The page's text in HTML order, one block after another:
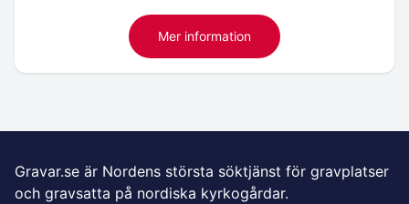
Mer information
Gravar.se är Nordens största söktjänst för gravplatser
och gravsatta på nordiska kyrkogårdar.